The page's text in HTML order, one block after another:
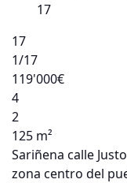
17
1/17
119'000€
4
2
125 m²
Sariñena calle
zona centro del